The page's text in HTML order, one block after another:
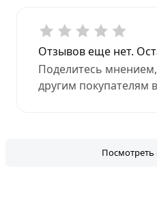
Отзывов еще нет.
Поделитесь
другим покупателям
Посмотреть